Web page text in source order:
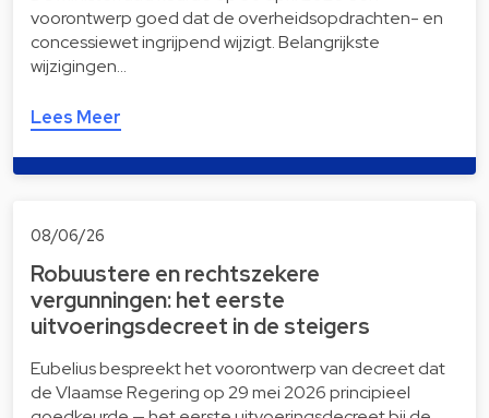
voorontwerp goed dat de overheidsopdrachten- en
concessiewet ingrijpend wijzigt. Belangrijkste
wijzigingen…
Lees Meer
08/06/26
Robuustere en rechtszekere
vergunningen: het eerste
uitvoeringsdecreet in de steigers
Eubelius bespreekt het voorontwerp van decreet dat
de Vlaamse Regering op 29 mei 2026 principieel